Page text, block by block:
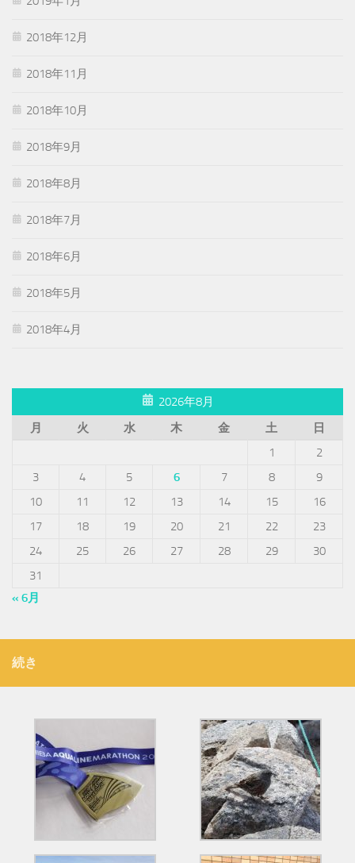
2018年12月
2018年11月
2018年10月
2018年9月
2018年8月
2018年7月
2018年6月
2018年5月
2018年4月
2026年8月
月
火 水 木 金 土
日
1
2
3
4 5 6 7 8
9
10
11 12 13 14 15
16
17
18 19 20 21 22
23
24
25 26 27 28 29
30
31
« 6月
続き